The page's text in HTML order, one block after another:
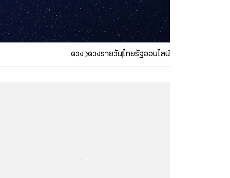
ดวง ดวงรายวันไทยรัฐออนไลน์